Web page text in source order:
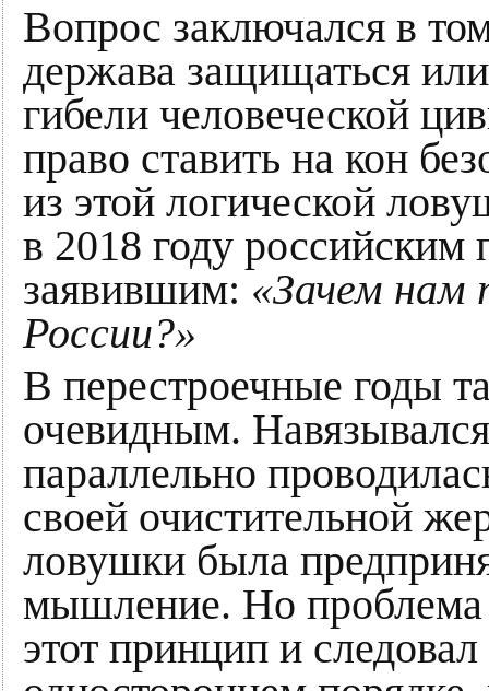
Вопрос заключался в
держава защищаться
гибели человеческой
право ставить на кон
из этой логической
в 2018 году
заявившим: «Зачем нам
России?»
В перестроечные годы
очевидным.
параллельно
своей очистительной
ловушки была
мышление. Но проблема
этот принцип и